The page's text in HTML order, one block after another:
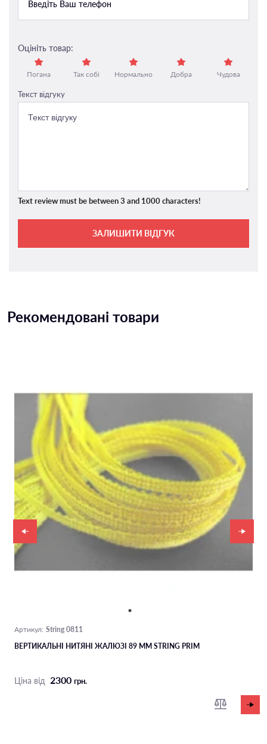
Оцініть товар:
Погана Так собі Нормально Добра Чудова
Текст відгуку
Text review must be between 3 and 1000 characters!
ЗАЛИШИТИ ВІДГУК
Рекомендовані товари
Артикул: String 0811
ВЕРТИКАЛЬНІ НИТЯНІ ЖАЛЮЗІ 89 ММ STRING PRIM
Ціна від 2300 грн.